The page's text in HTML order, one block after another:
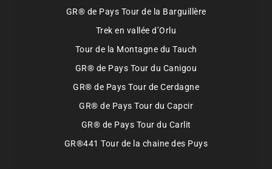
GR® de Pays Tour de la Barguillère
Trek en vallée d’Orlu
Tour de la Montagne du Tauch
GR® de Pays Tour du Canigou
GR® de Pays Tour de Cerdagne
GR® de Pays Tour du Capcir
GR® de Pays Tour du Carlit
GR®441 Tour de la chaine des Puys